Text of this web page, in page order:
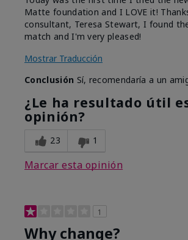
Matte foundation and I LOVE it!
consultant, Teresa Stewart, I found
match and I'm very pleased!
Mostrar Traducción
Conclusión Sí, recomendaría a un
¿Le ha resultado útil
opinión?
23 1
Marcar esta opinión
1
Why change?